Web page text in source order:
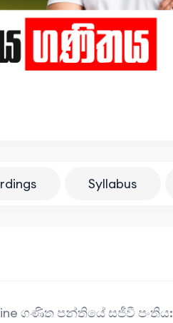
Syllabus
ගණිත පන්තියේ සජීවී පංතිය: